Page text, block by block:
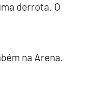
derrota. O
na Arena.